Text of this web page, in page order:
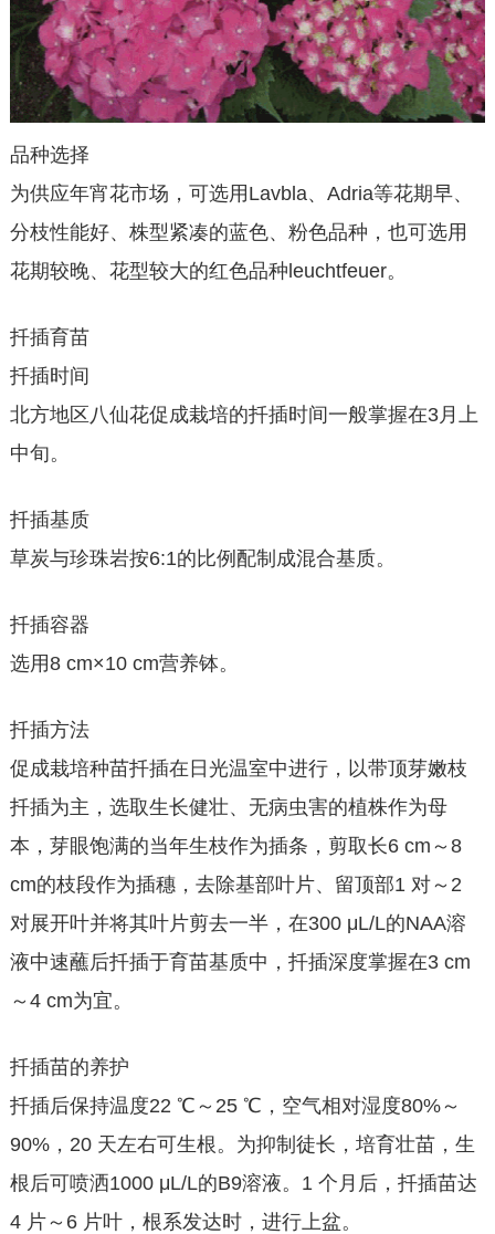
品种选择
为供应年宵花市场，可选用Lavbla、Adria等花期早、
分枝性能好、株型紧凑的蓝色、粉色品种，也可选用
花期较晚、花型较大的红色品种leuchtfeuer。
扦插育苗
扦插时间
北方地区八仙花促成栽培的扦插时间一般掌握在3月上
中旬。
扦插基质
草炭与珍珠岩按6:1的比例配制成混合基质。
扦插容器
选用8 cm×10 cm营养钵。
扦插方法
促成栽培种苗扦插在日光温室中进行，以带顶芽嫩枝
扦插为主，选取生长健壮、无病虫害的植株作为母
本，芽眼饱满的当年生枝作为插条，剪取长6 cm～8
cm的枝段作为插穗，去除基部叶片、留顶部1 对～2
对展开叶并将其叶片剪去一半，在300 μL/L的NAA溶
液中速蘸后扦插于育苗基质中，扦插深度掌握在3 cm
～4 cm为宜。
扦插苗的养护
扦插后保持温度22 ℃～25 ℃，空气相对湿度80%～
90%，20 天左右可生根。为抑制徒长，培育壮苗，生
根后可喷洒1000 μL/L的B9溶液。1 个月后，扦插苗达
4 片～6 片叶，根系发达时，进行上盆。